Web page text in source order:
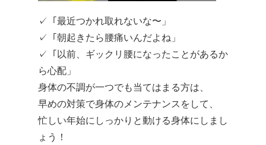
✓「最近つかれ取れないな〜」
✓「朝起きたら腰痛いんだよね」
✓「以前、ギックリ腰になったことがあるか
ら心配」
身体の不調が一つでも当てはまる方は、
早めの対策で身体のメンテナンスをして、
忙しい年始にしっかりと動ける身体にしまし
ょう！